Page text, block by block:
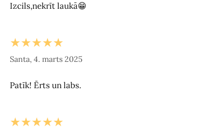
Izcils,nekrīt laukā😁
★★★★★
Santa, 4. marts 2025
Patīk! Ērts un labs.
★★★★★